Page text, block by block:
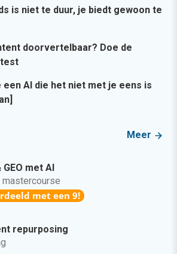
is niet te duur, je biedt gewoon te
doorvertelbaar? Doe de
een AI die het niet met je eens is
Meer
GEO met AI
mastercourse
met een 9!
repurposing